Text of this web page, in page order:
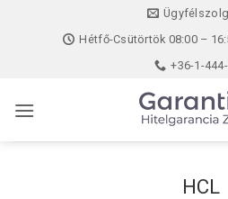
Hétfő-Csütörtök 08:00 –
+36-1-
HCL